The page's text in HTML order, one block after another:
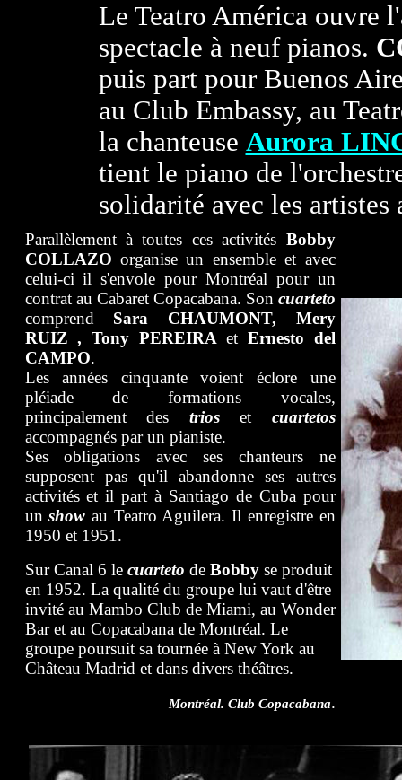
Le Teatro América ouvre
spectacle à neuf pianos.
puis part pour Buenos
au Club Embassy, au
la chanteuse Aurora
tient le piano de
solidarité avec les artistes
Parallèlement à toutes ces activités Bobby
COLLAZO organise un ensemble et avec
celui-ci il s'envole pour Montréal pour un
contrat au Cabaret Copacabana. Son cuarteto
comprend Sara CHAUMONT, Mery
RUIZ , Tony PEREIRA et Ernesto del
CAMPO.
Les années cinquante voient éclore une
pléiade de formations vocales,
principalement des trios et cuartetos
accompagnés par un pianiste.
Ses obligations avec ses chanteurs ne
supposent pas qu'il abandonne ses autres
activités et il part à Santiago de Cuba pour
unshow au Teatro Aguilera. Il enregistre en
1950 et 1951.
Sur Canal 6 le cuarteto de Bobby se produit
en 1952. La qualité du groupe lui vaut d'être
invité au Mambo Club de Miami, au Wonder
Bar et au Copacabana de Montréal. Le
groupe poursuit sa tournée à New York au
Château Madrid et dans divers théâtres.
Montréal. Club Copacabana.